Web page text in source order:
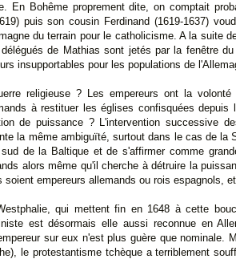
En Bohême proprement dite, on comptait
puis son cousin Ferdinand (1619-1637)
du terrain pour le catholicisme. A la suite
de Mathias sont jetés par la fenêtre
insupportables pour les populations de
religieuse ? Les empereurs ont la
à restituer les églises confisquées
de puissance ? L'intervention successive
la même ambiguïté, surtout dans le cas de
de la Baltique et de s'affirmer comme
alors même qu'il cherche à détruire la
soient empereurs allemands ou rois espagnols,
qui mettent fin en 1648 à cette
est désormais elle aussi reconnue en
sur eux n'est plus guère que
le protestantisme tchèque a terriblement